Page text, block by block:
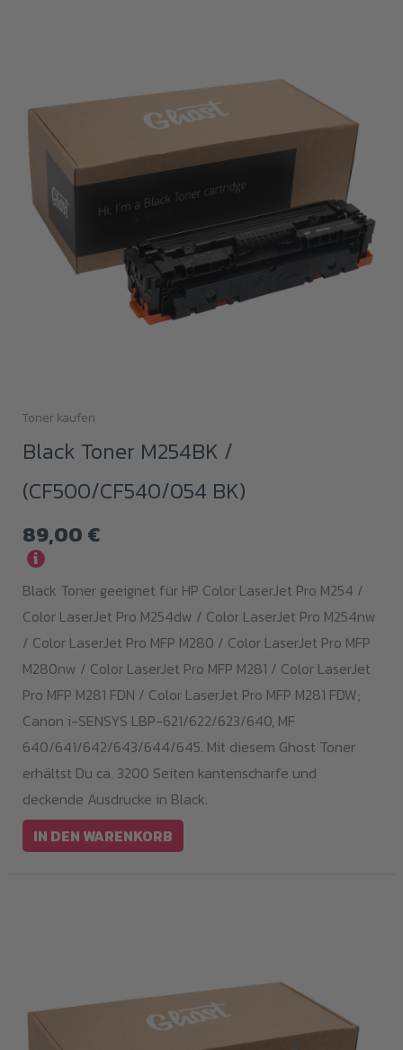
Toner kaufen
Black Toner M254BK /
(CF500/CF540/054 BK)
89,00 €
i
Black Toner geeignet für HP Color LaserJet Pro M254 /
Color LaserJet Pro M254dw / Color LaserJet Pro M254nw
/ Color LaserJet Pro MFP M280 / Color LaserJet Pro MFP
M280nw / Color LaserJet Pro MFP M281 / Color LaserJet
Pro MFP M281 FDN / Color LaserJet Pro MFP M281 FDW;
Canon i-SENSYS LBP-621/622/623/640, MF
640/641/642/643/644/645. Mit diesem Ghost Toner
erhältst Du ca. 3200 Seiten kantenscharfe und
deckende Ausdrucke in Black.
IN DEN WARENKORB